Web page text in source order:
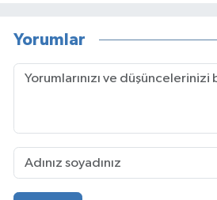
Yorumlar